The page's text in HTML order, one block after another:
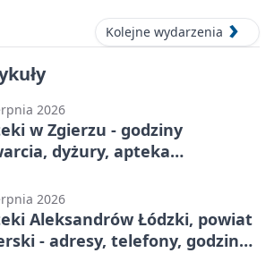
Kolejne wydarzenia
2026
w Zgierzu - godziny
dyżury, apteka
2026
Aleksandrów Łódzki, powiat
- adresy, telefony, godziny